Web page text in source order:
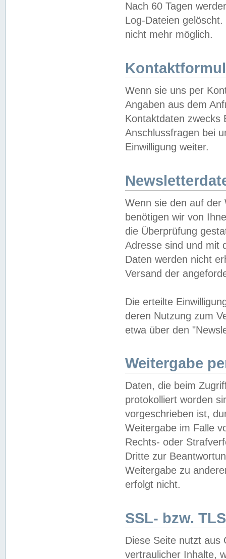
Nach 60 Tagen
Log-Dateien
nicht mehr möglich.
Wenn sie uns per
Angaben aus dem
Kontaktdaten zwecks
Anschlussfragen bei
Einwilligung weiter.
Wenn sie den auf der
benötigen wir von
die Überprüfung
Adresse sind und mit
Daten werden nicht
Versand der
Die erteilte
deren Nutzung zum
etwa über den
Weitergabe
Daten, die beim
protokolliert worden
vorgeschrieben ist,
Weitergabe im Falle
Rechts- oder
Dritte zur
Weitergabe zu
erfolgt nicht.
SSL- bzw.
Diese Seite nutzt aus
vertraulicher Inhalte,